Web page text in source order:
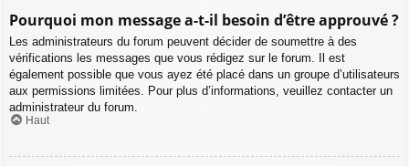
Pourquoi mon message a-t-il besoin d’être approuvé ?
Les administrateurs du forum peuvent décider de soumettre à des
vérifications les messages que vous rédigez sur le forum. Il est
également possible que vous ayez été placé dans un groupe d’utilisateurs
aux permissions limitées. Pour plus d’informations, veuillez contacter un
administrateur du forum.
Haut